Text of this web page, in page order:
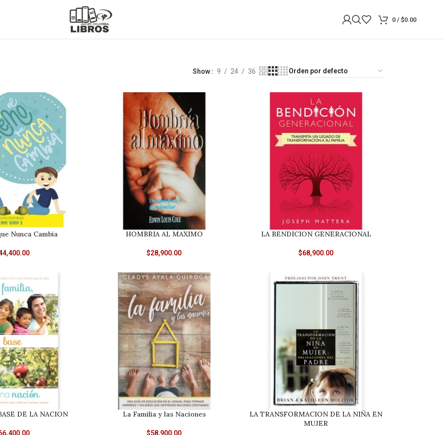
0 / $0.00
Show 9 24 36
Nunca Cambia HOMBRIA AL MAXIMO
$28,900.00
LA BENDICION GENERACIONAL
$68,900.00
DE LA NACION La Familia y las Naciones
$58,900.00
LA TRANSFORMACION DE LA NIÑA EN
MUJER